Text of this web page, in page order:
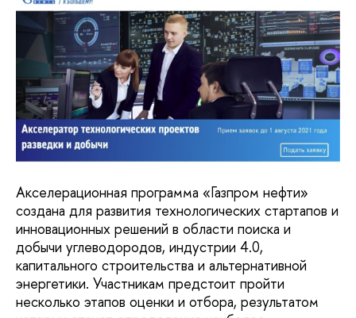
Акселерационная программа «Газпром нефти»
создана для развития технологических стартапов и
инновационных решений в области поиска и
добычи углеводородов, индустрии 4.0,
капитального строительства и альтернативной
энергетики. Участникам предстоит пройти
несколько этапов оценки и отбора, результатом